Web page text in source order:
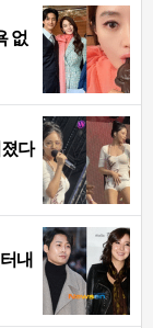
없
다
내